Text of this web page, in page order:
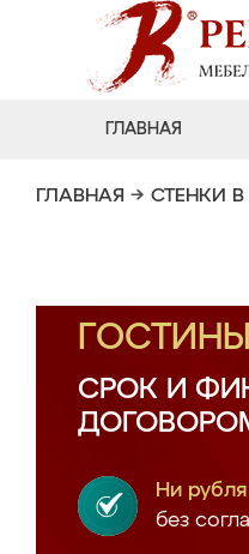
ГЛАВНАЯ
ГЛАВНАЯ → СТЕНКИ
СРОК И
Ни
без